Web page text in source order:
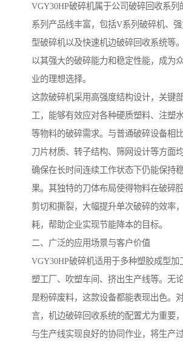
VGY30HP破碎机属于公司破碎回收系列
系列产品线丰富，包括V系列破碎机、
型破碎机以及快速机边破碎回收系统等
以其强大的破碎能力和稳定性能，成为
业的理想选择。
这款破碎机采用高强度结构设计，关键
工，能够有效应对各种硬质塑料、注塑
等物料的破碎需求。与普通破碎设备相
刀片材质、转子结构、筛网设计等方面
确保在长时间连续工作状态下仍能保持
果。其独特的刀体布局使得物料在破碎
剪切和撕裂，大幅提升单次破碎的效率
耗，帮助企业实现节能降本的目标。
二、广泛的应用场景与客户价值
VGY30HP破碎机适用于多种塑胶成型加
塑工厂、吹塑车间、挤出生产线等。无
是粉碎废料，这款设备都能表现出色。
言，机边破碎回收系统的配置尤为重要
与生产线实现良好的协同作业，将生产